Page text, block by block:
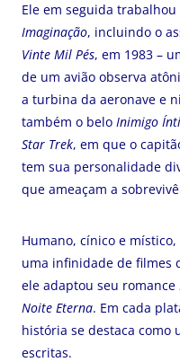
Ele em seguida
Imaginação, incluindo o
Vinte Mil Pés, em 1983 –
de um avião observa
a turbina da aeronave e
também o belo Inimigo
Star Trek, em que o
tem sua personalidade
que ameaçam a
Humano, cínico e
uma infinidade de filmes
ele adaptou seu romance
Noite Eterna. Em cada
história se destaca como
escritas.